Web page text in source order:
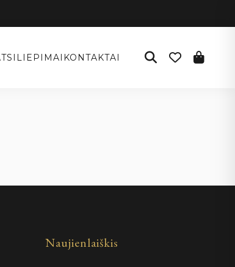
KONTAKTAI
Naujienlaiškis